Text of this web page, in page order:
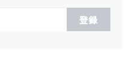
登録